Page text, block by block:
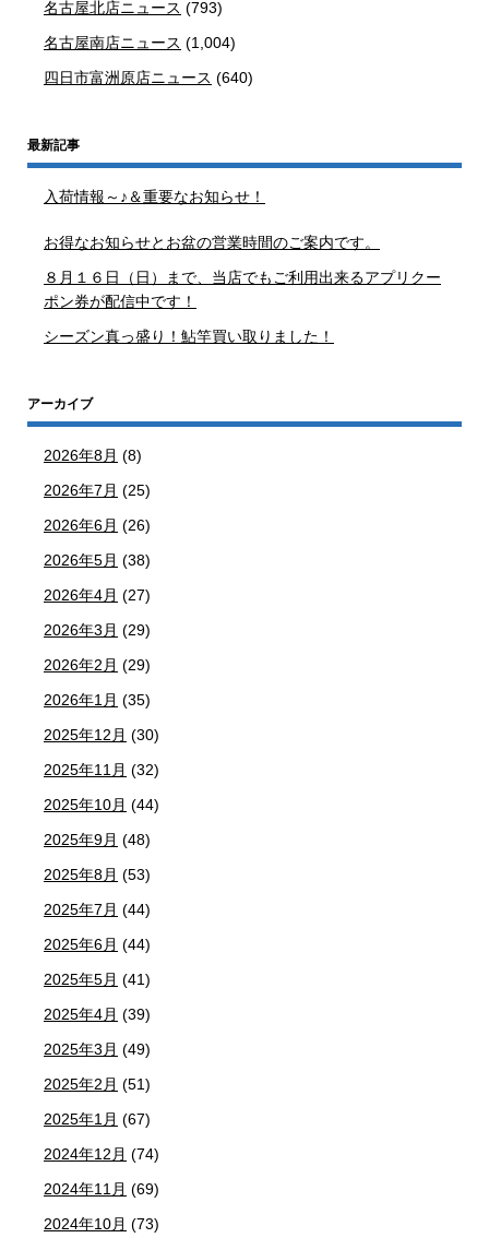
名古屋北店ニュース (793)
名古屋南店ニュース (1,004)
四日市富洲原店ニュース (640)
最新記事
入荷情報～♪＆重要なお知らせ！
お得なお知らせとお盆の営業時間のご案内です。
８月１６日（日）まで、当店でもご利用出来るアプリクー
ポン券が配信中です！
シーズン真っ盛り！鮎竿買い取りました！
アーカイブ
2026年8月 (8)
2026年7月 (25)
2026年6月 (26)
2026年5月 (38)
2026年4月 (27)
2026年3月 (29)
2026年2月 (29)
2026年1月 (35)
2025年12月 (30)
2025年11月 (32)
2025年10月 (44)
2025年9月 (48)
2025年8月 (53)
2025年7月 (44)
2025年6月 (44)
2025年5月 (41)
2025年4月 (39)
2025年3月 (49)
2025年2月 (51)
2025年1月 (67)
2024年12月 (74)
2024年11月 (69)
2024年10月 (73)